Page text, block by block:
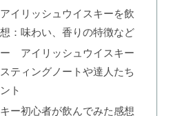
イリッシュウイスキーを飲
：味わい、香りの特徴など
アイリッシュウイスキー
ティングノートや達人たち
ト
ー初心者が飲んでみた感想